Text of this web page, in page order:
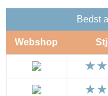
Bedst
Webshop